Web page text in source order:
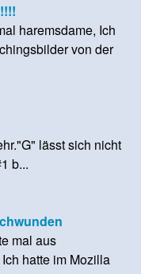
haremsdame, Ich
von der
lässt sich nicht
b...
mal aus
hatte im Mozilla